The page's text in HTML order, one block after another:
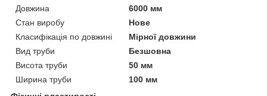
Довжина
6000 мм
Стан виробу
Нове
Класифікація по довжині
Мірної довжини
Вид труби
Безшовна
Висота труби
50 мм
Ширина труби
100 мм